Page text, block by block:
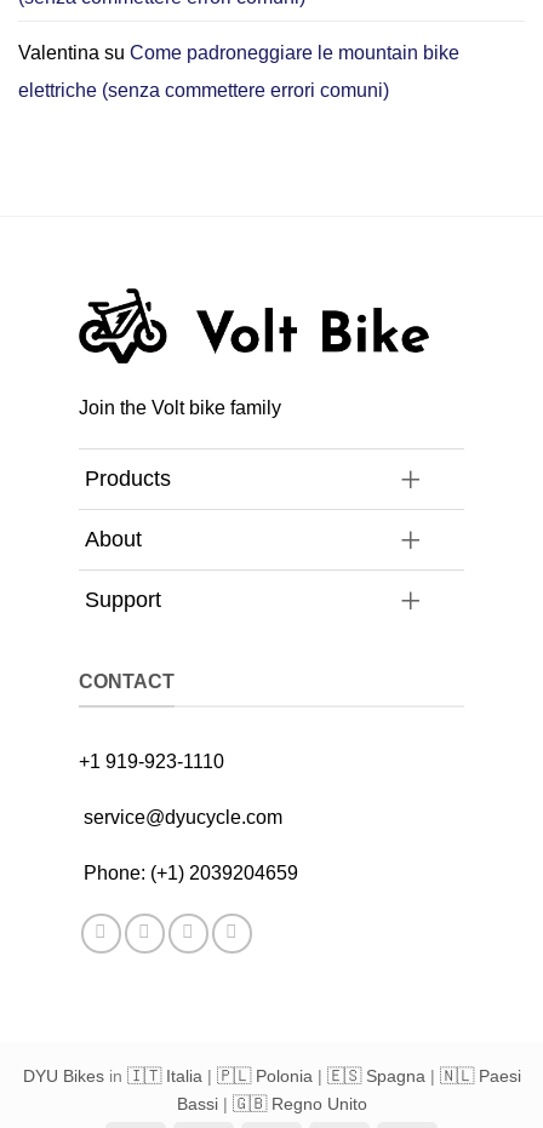
spostamenti
città
Valentina su Come padroneggiare le mountain bike
elettriche (senza commettere errori comuni)
Join the Volt bike family
Products
About
Support
CONTACT
+1 919-923-1110
service@dyucycle.com
Phone: (+1) 2039204659
DYU Bikesin 🇮🇹 Italia| 🇵🇱 Polonia| 🇪🇸 Spagna| 🇳🇱 Paesi
Bassi| 🇬🇧 Regno Unito